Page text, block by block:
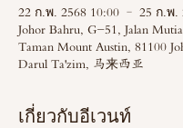
22 ก.พ. 2568 10:00 – 25 ก.พ.
Johor Bahru, G-51, Jalan
Taman Mount Austin, 81100
Darul Ta'zim, 马来西亚
เกี่ยวกับอีเวนท์